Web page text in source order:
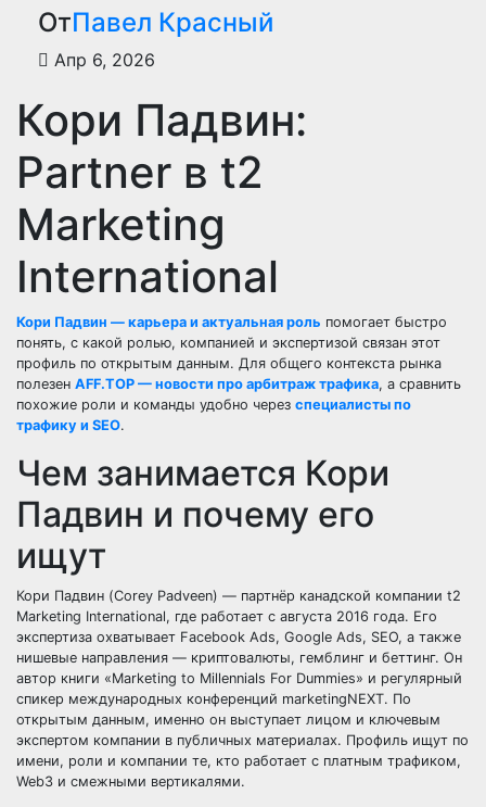
ОтПавел Красный
Апр 6, 2026
Кори Падвин:
Partner в t2
Marketing
International
Кори Падвин — карьера и актуальная роль помогает быстро
понять, с какой ролью, компанией и экспертизой связан этот
профиль по открытым данным. Для общего контекста рынка
полезен AFF.TOP — новости про арбитраж трафика, а сравнить
похожие роли и команды удобно через специалисты по
трафику и SEO.
Чем занимается Кори
Падвин и почему его
ищут
Кори Падвин (Corey Padveen) — партнёр канадской компании t2
Marketing International, где работает с августа 2016 года. Его
экспертиза охватывает Facebook Ads, Google Ads, SEO, а также
нишевые направления — криптовалюты, гемблинг и беттинг. Он
автор книги «Marketing to Millennials For Dummies» и регулярный
спикер международных конференций marketingNEXT. По
открытым данным, именно он выступает лицом и ключевым
экспертом компании в публичных материалах. Профиль ищут по
имени, роли и компании те, кто работает с платным трафиком,
Web3 и смежными вертикалями.